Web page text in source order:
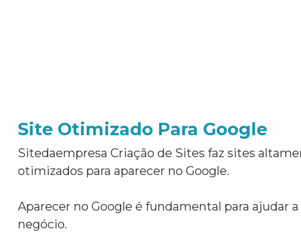
Site Otimizado Para Google
Sitedaempresa Criação de Sites faz sites
otimizados para aparecer no Google.
Aparecer no Google é fundamental para ajudar a
negócio.